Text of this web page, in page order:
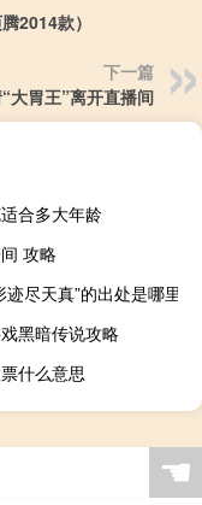
2014款）
下一篇
大胃王”离开直播间
合多大年龄
攻略
迹尽天真”的出处是哪里
黑暗传说攻略
什么意思
☚